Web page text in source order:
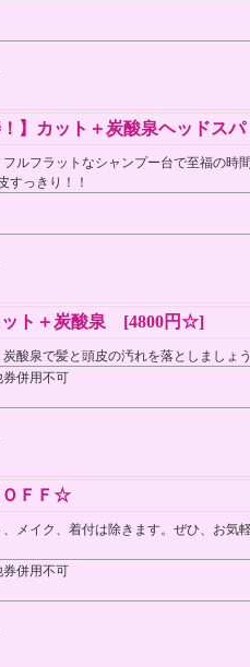
！】カット＋炭酸泉ヘッドス
ルフラットなシャンプー台で至福の時
すっきり！！
ット＋炭酸泉 [4800円☆]
炭酸泉で髪と頭皮の汚れを落としましょ
併用不可
ＯＦＦ☆
メイク、着付は除きます。ぜひ、お気
併用不可